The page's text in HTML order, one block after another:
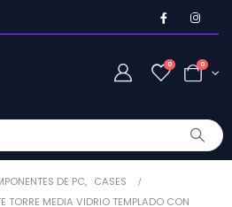
0 0
DE PC, CASES
TORRE MEDIA VIDRIO TEMPLADO CON